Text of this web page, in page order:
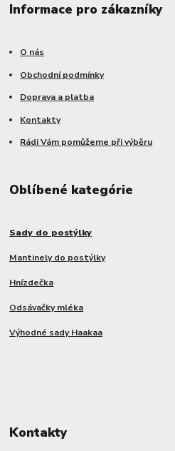
Informace pro zákazníky
O nás
Obchodní podmínky
Doprava a platba
Kontakty
Rádi Vám pomůžeme při výběru
Oblíbené kategórie
Sady do postýlky
Mantinely do postýlky
Hnízdečka
Odsávačky mléka
Výhodné sady Haakaa
Kontakty